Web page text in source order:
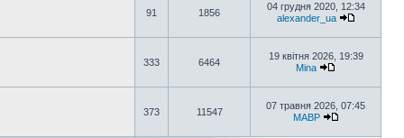
91 1856
04 грудня 2020, 12:34
alexander_ua
333 6464
19 квітня 2026, 19:39
Mina
373 11547
07 травня 2026, 07:45
MABP